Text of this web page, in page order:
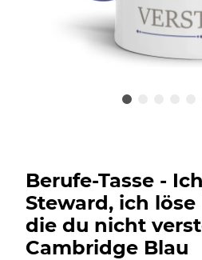
Berufe-Tasse -
Steward, ich
die du nicht
Cambridge Blau